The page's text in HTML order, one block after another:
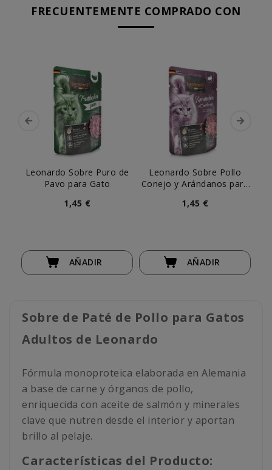
FRECUENTEMENTE COMPRADO CON
Leonardo Sobre Puro de
Pavo para Gato
1,45 €
AÑADIR
Leonardo Sobre Pollo
Conejo y Arándanos para
1,45 €
AÑADIR
Sobre de Paté de Pollo para Gatos
Adultos de Leonardo
Fórmula monoproteica elaborada en Alemania
a base de carne y órganos de pollo,
enriquecida con aceite de salmón y minerales
clave que nutren desde el interior y aportan
brillo al pelaje.
Características del Producto: